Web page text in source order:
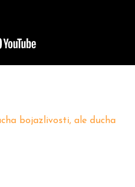
bojazlivosti, ale ducha